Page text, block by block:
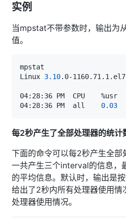
实例
当mpstat不带参数时，输出为
值。
Linux 3.10.0-
04:28:36 PM  all 0.03
每2秒产生了全部处理器的统计
下面的命令可以每2秒产生全部
一共产生三个interval的信息，
的平均信息。默认时，输出是
给出了2秒内所有处理器使用情
处理器使用情况。